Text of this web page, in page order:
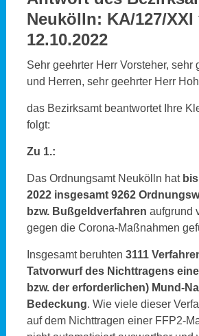
Neukölln: KA/127/XXI
12.10.2022
Sehr geehrter Herr Vorsteher, sehr
und Herren, sehr geehrter Herr
das Bezirksamt beantwortet Ihre
folgt:
Zu 1.:
Das Ordnungsamt Neukölln hat
2022 insgesamt 9262
bzw. Bußgeldverfahren aufgrund
gegen die Corona-Maßnahmen
Insgesamt beruhten 3111
Tatvorwurf des Nichttragens
bzw. der erforderlichen) Mund-
Bedeckung. Wie viele dieser
auf dem Nichttragen einer FFP2-